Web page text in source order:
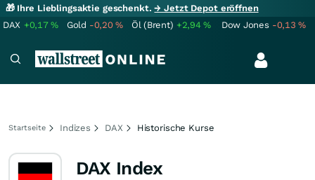
🎁 Ihre Lieblingsaktie geschenkt.→ Jetzt Depot eröffnen
DAX +0,17% Gold -0,20% Öl (Brent) +2,94% Dow Jones -0,13%
Startseite Indizes DAX Historische Kurse
DAX Index